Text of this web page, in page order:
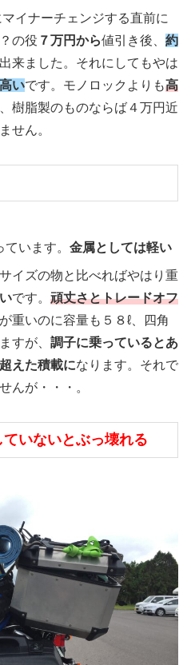
イナーチェンジする直前に
の役 ７万円から値引き後、 約
来ました。それにしてもやは
高いです。モノロックよりも高
樹脂製のものならば４万円近
せん。
ています。 金属としては軽い
イズの物と比べればやはり重
です。 頑丈さとトレードオフ
重いのに容量も５８ℓ、四角
すが、 調子に乗っているとあ
えた積載になります。それで
んが・・・。
いないとぶっ壊れる